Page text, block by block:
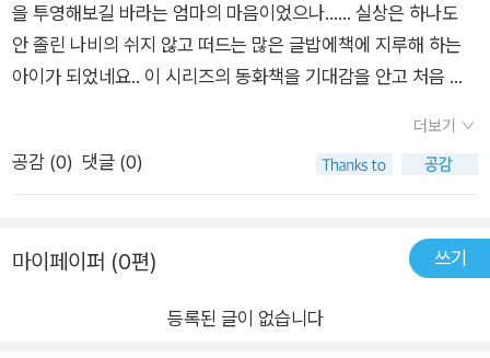
을 투영해보길 바라는 엄마의 마음이었으나...... 실상은 하나도
안 졸린 나비의 쉬지 않고 떠드는 많은 글밥에책에 지루해 하는
아이가 되었네요.. 이 시리즈의 동화책을 기대감을 안고 처음 구
집중력을 요하는 책이라 3세 아이는별로 추천드리고 싶지 않아
요! 대신 조금 큰 5~7세 아이들에게는 말 많은 나비가 재미있게
더보기
공감 (0) 댓글 (0)
마이페이퍼 (0편) 쓰기
등록된 글이 없습니다